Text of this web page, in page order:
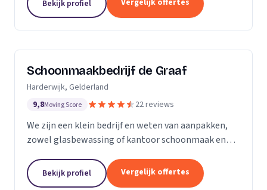
Bekijk profiel
Schoonmaakbedrijf de Graaf
Harderwijk, Gelderland
9,8Moving Score 22 reviews
We zijn een klein bedrijf en weten van aanpakken,
zowel glasbewassing of kantoor schoonmaak en
bedrijven waar schoon gemaakt moet worden is
voor ons...
Bekijk profiel Vergelijk offertes